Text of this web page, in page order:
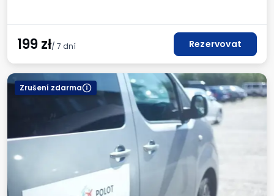
199zł/ 7 dní Rezervovat
Zrušení zdarma